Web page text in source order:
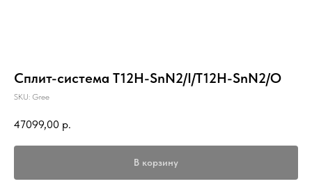
Сплит-система T12H-SnN2/I/T12H-SnN2/O
SKU: Gree
47099,00 р.
В корзину